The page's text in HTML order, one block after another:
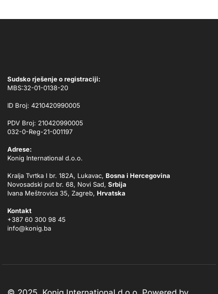
Sudsko rješenje o registraciji:
MBS:32-01-0138-20
ID Broj: 4210420990005
PDV Broj: 210420990005
032-0-Reg-21-001197
Adrese:
Konig International d.o.o.
Kralja Tvrtka I br. 182A, Lukavac, Bosna i Hercegovina
Novosadski put br. 68, Novi Sad, Srbija
Ivana Meštrovica 35, Zagreb, Hrvatska
Kontakt
+387 60 300 98 45
info@konig.ba